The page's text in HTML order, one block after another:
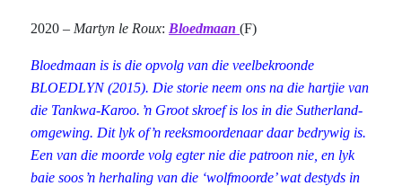
2020 – Martyn le Roux: Bloedmaan (F)
Bloedmaan is is die opvolg van die veelbekroonde
BLOEDLYN (2015). Die storie neem ons na die hartjie van
die Tankwa-Karoo. ŉ Groot skroef is los in die Sutherland-
omgewing. Dit lyk of ŉ reeksmoordenaar daar bedrywig is.
Een van die moorde volg egter nie die patroon nie, en lyk
baie soos ŉ herhaling van die ‘wolfmoorde’ wat destyds in